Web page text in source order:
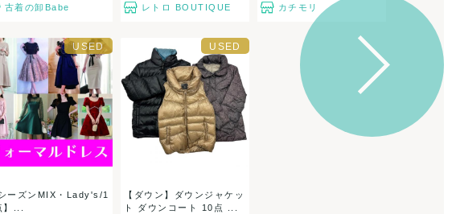
古着の卸Babe レトロ BOUTIQUE カチモリ
シーズンMIX・Lady's/1
】...
【ダウン】ダウンジャケッ
ト ダウンコート 10点 ...